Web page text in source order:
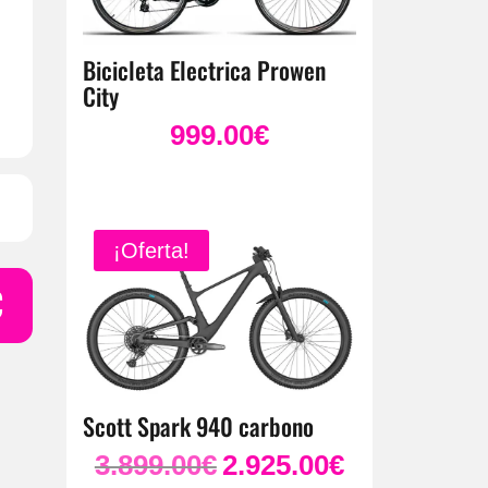
Bicicleta Electrica Prowen
City
999.00€
¡Oferta!
Scott Spark 940 carbono
3.899.00€ El
2.925.00€El